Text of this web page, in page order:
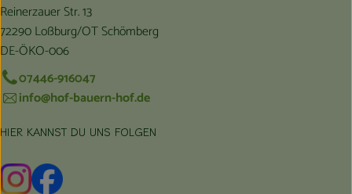
Reinerzauer Str. 13
72290 Loßburg/OT Schömberg
DE-ÖKO-006
07446-916047
info@hof-bauern-hof.de
HIER KANNST DU UNS FOLGEN
Externer Link zu https://www.instagram.com/hofbauernhof/
Externer Link zu https://www.facebook.com/